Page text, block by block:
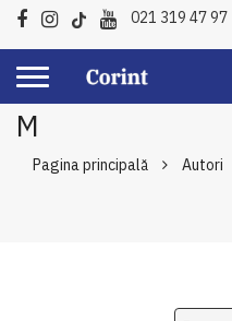
021 319 47 97
M
Pagina principală Autori